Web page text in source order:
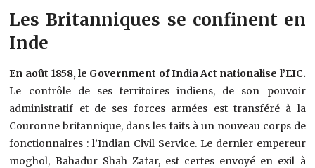
Les Britanniques se confinent en
Inde
En août 1858, le Government of India Act nationalise l’EIC.
Le contrôle de ses territoires indiens, de son pouvoir
administratif et de ses forces armées est transféré à la
Couronne britannique, dans les faits à un nouveau corps de
fonctionnaires : l’Indian Civil Service. Le dernier empereur
moghol, Bahadur Shah Zafar, est certes envoyé en exil à